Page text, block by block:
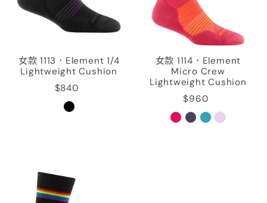
女款 1113．Element 1/4
Lightweight Cushion
$840
女款 1114．Element
Micro Crew
Lightweight Cushion
$960